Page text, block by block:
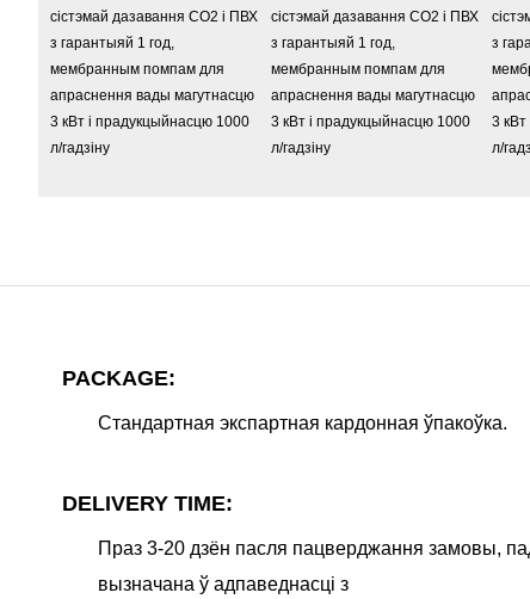
PACKAGE:
Стандартная экспартная кардонная ўпакоўка.
DELIVERY TIME:
Праз 3-20 дзён пасля пацверджання замовы,
вызначана ў адпаведнасці з